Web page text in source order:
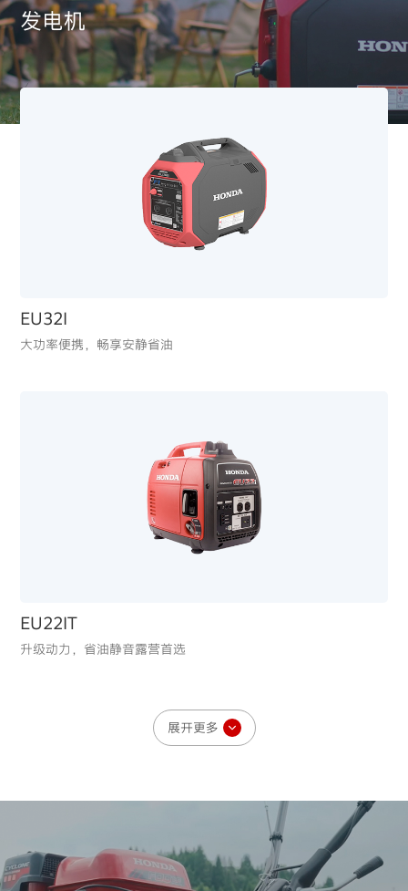
BF250
高排量、强扭矩，长距离航行依旧动力十足
BF225
BF150
发电机
发电机
EU32I
大功率便携，畅享安静省油
EU22IT
升级动力，省油静音露营首选
展开更多